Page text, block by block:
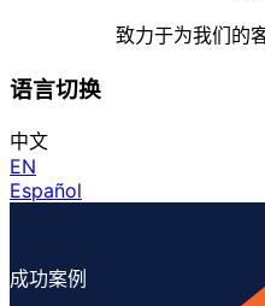
致力于为我们的
语言切换
中文
EN
Español
成功案例